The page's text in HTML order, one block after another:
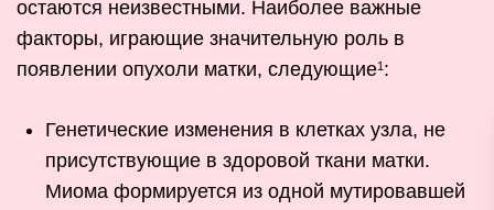
остаются неизвестными. Наиболее важные
факторы, играющие значительную роль в
появлении опухоли матки, следующие1 :
Генетические изменения в клетках узла, не
присутствующие в здоровой ткани матки.
Миома формируется из одной мутировавшей